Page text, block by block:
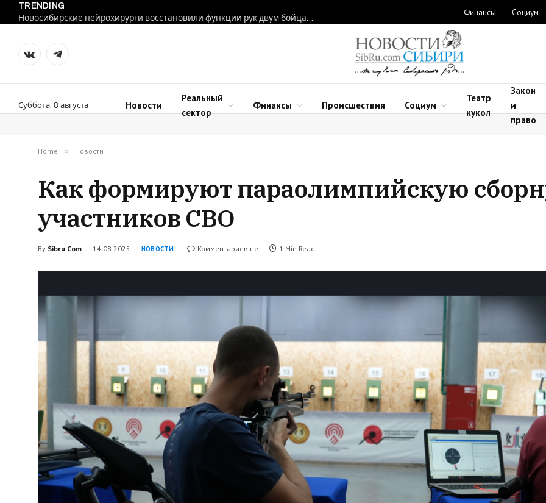
TRENDING
Новосибирские нейрохирурги восстановили функции рук двум бойцам после минно-взрывных травм
Финансы Социум
VKontakteTelegram
Суббота, 8 августа Новости
Реальный
сектор
Финансы Происшествия Социум
Театр
кукол
Закон
и
право
Home » Новости
Как формируют параолимпийскую
участников СВО
By Sibru.Com 14.08.2025 НОВОСТИ Комментариев нет 1 Min Read